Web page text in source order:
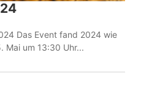
Das Event fand 2024 wie
Mai um 13:30 Uhr...